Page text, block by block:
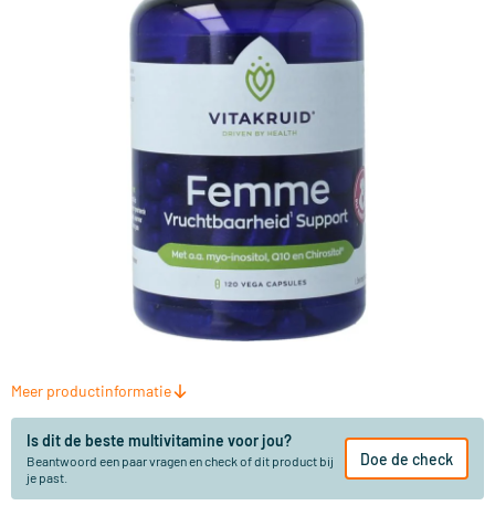
Meer productinformatie
Is dit de beste multivitamine voor jou?
Beantwoord een paar vragen en check of dit product bij
je past.
Doe de check